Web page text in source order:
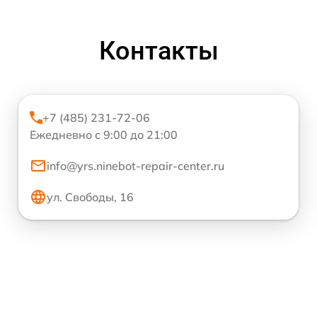
Контакты
+7 (485) 231-72-06
Ежедневно с 9:00 до 21:00
info@yrs.ninebot-repair-center.ru
ул. Свободы, 16